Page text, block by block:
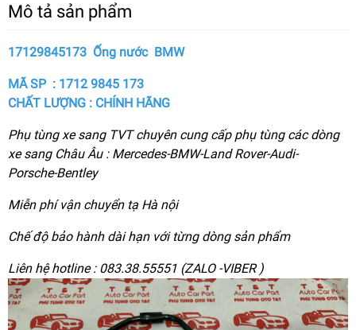
Mô tả sản phẩm
17129845173 Ống nước BMW
MÃ SP : 1712 9845 173
CHẤT LƯỢNG : CHÍNH HÃNG
Phụ tùng xe sang TVT chuyên cung cấp phụ tùng các dòng
xe sang Châu Âu : Mercedes-BMW-Land Rover-Audi-
Porsche-Bentley
Miễn phí vận chuyển tạ Hà nội
Chế độ bảo hành dài hạn với từng dòng sản phẩm
Liên hệ hotline : 083.38.55551 (ZALO -VIBER )